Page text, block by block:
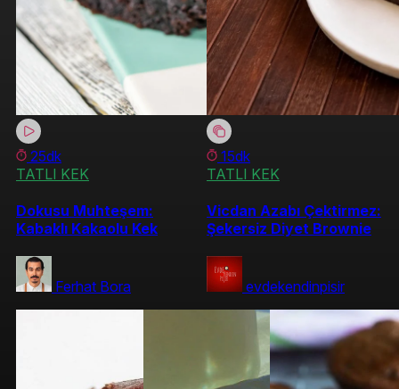
25dk
TATLI KEK
Dokusu Muhteşem:
Kabaklı Kakaolu Kek
Ferhat Bora
15dk
TATLI KEK
Vicdan Azabı Çektirmez:
Şekersiz Diyet Brownie
evdekendinpisir